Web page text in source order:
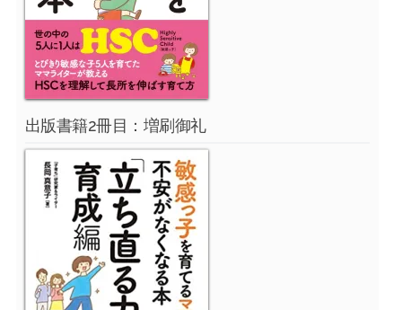
出版書籍2冊目：増刷御礼